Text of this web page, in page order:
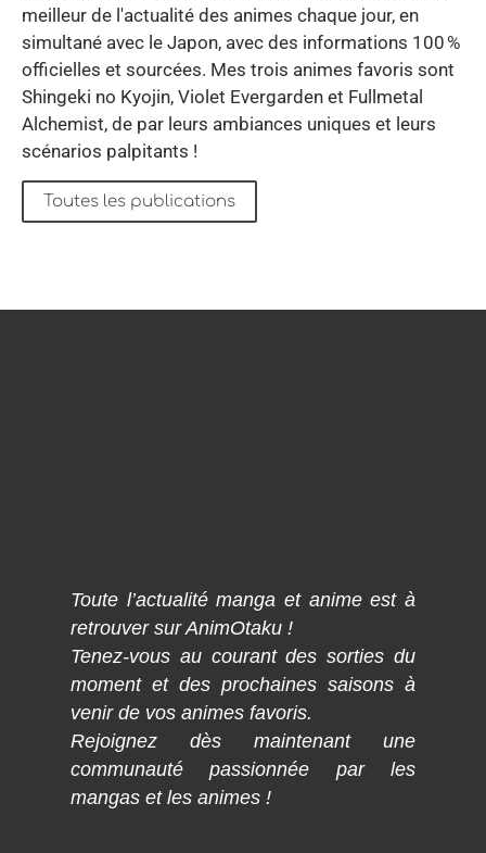
meilleur de l'actualité des animes chaque jour, en
simultané avec le Japon, avec des informations 100 %
officielles et sourcées. Mes trois animes favoris sont
Shingeki no Kyojin, Violet Evergarden et Fullmetal
Alchemist, de par leurs ambiances uniques et leurs
scénarios palpitants !
Toutes les publications
Toute l’actualité manga et anime est à
retrouver sur AnimOtaku !
Tenez-vous au courant des sorties du
moment et des prochaines saisons à
venir de vos animes favoris.
Rejoignez dès maintenant une
communauté passionnée par les
mangas et les animes !